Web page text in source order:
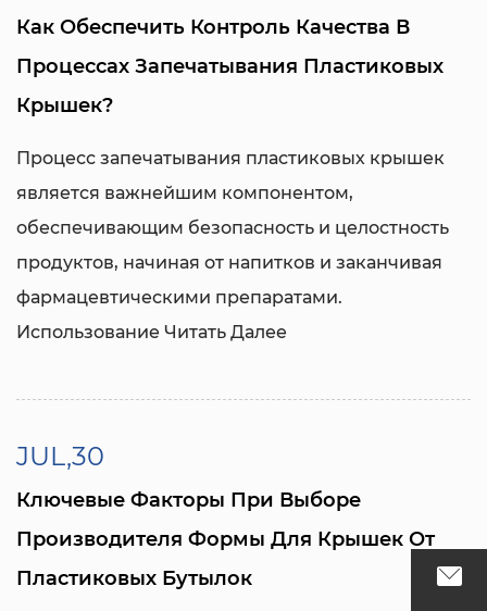
Как Обеспечить Контроль Качества В
Процессах Запечатывания Пластиковых
Крышек?
Процесс запечатывания пластиковых крышек
является важнейшим компонентом,
обеспечивающим безопасность и целостность
продуктов, начиная от напитков и заканчивая
фармацевтическими препаратами.
Использование Читать Далее
JUL,30
Ключевые Факторы При Выборе
Производителя Формы Для Крышек От
Пластиковых Бутылок